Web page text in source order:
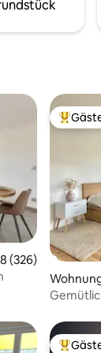
(326)